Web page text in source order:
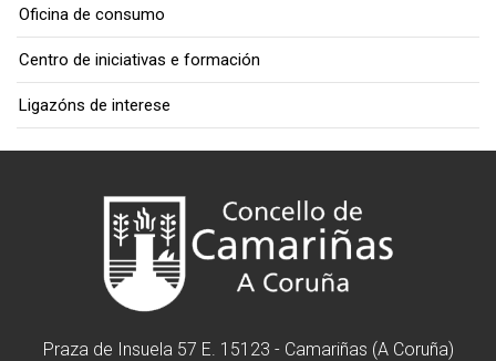
Oficina de consumo
Centro de iniciativas e formación
Ligazóns de interese
Praza de Insuela 57 E. 15123 - Camariñas (A Coruña)